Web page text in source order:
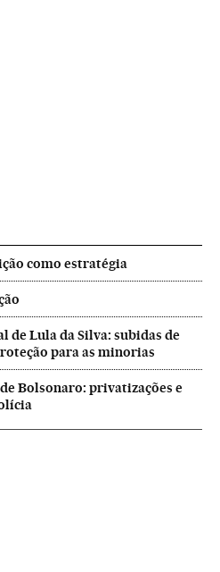
como estratégia
de Lula da Silva: subidas de
para as minorias
Bolsonaro: privatizações e